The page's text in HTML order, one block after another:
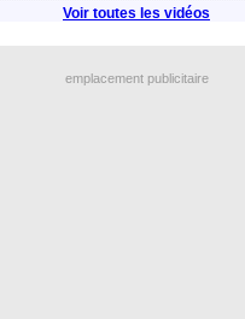
Voir toutes les vidéos
emplacement publicitaire